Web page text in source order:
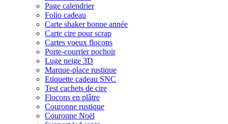
Page calendrier
Folio cadeau
Carte shaker bonne année
Carte cire pour scrap
Cartes voeux flocons
Porte-courrier pochoir
Luge neige 3D
Marque-place rustique
Etiquette cadeau SNC
Test cachets de cire
Flocons en plâtre
Couronne rustique
Couronne Noël